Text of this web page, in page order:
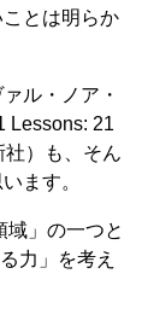
とは明らか
ル・ノア・
Lessons: 21
）も、そん
ます。
域」の一つと
力」を考え